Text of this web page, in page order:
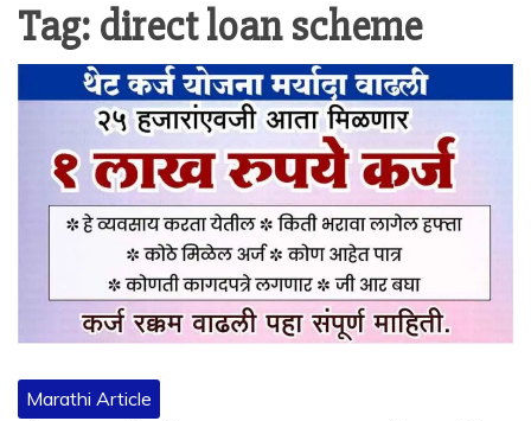
Tag: direct loan scheme
Marathi Article